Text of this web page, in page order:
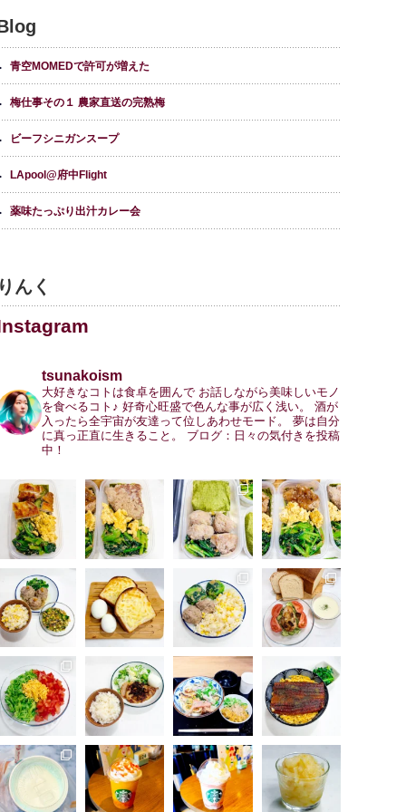
青空MOMEDで許可が増えた
梅仕事その１ 農家直送の完熟梅
ビーフシニガンスープ
LApool@府中Flight
薬味たっぷり出汁カレー会
んく
tsunakoism
大好きなコトは食卓を囲んで お話しながら美味しいモノ
を食べるコト♪ 好奇心旺盛で色んな事が広く浅い。
酒が
入ったら全宇宙が友達って位しあわせモード。
夢は自分
に真っ正直に生きること。
ブログ：日々の気付きを投稿
中！